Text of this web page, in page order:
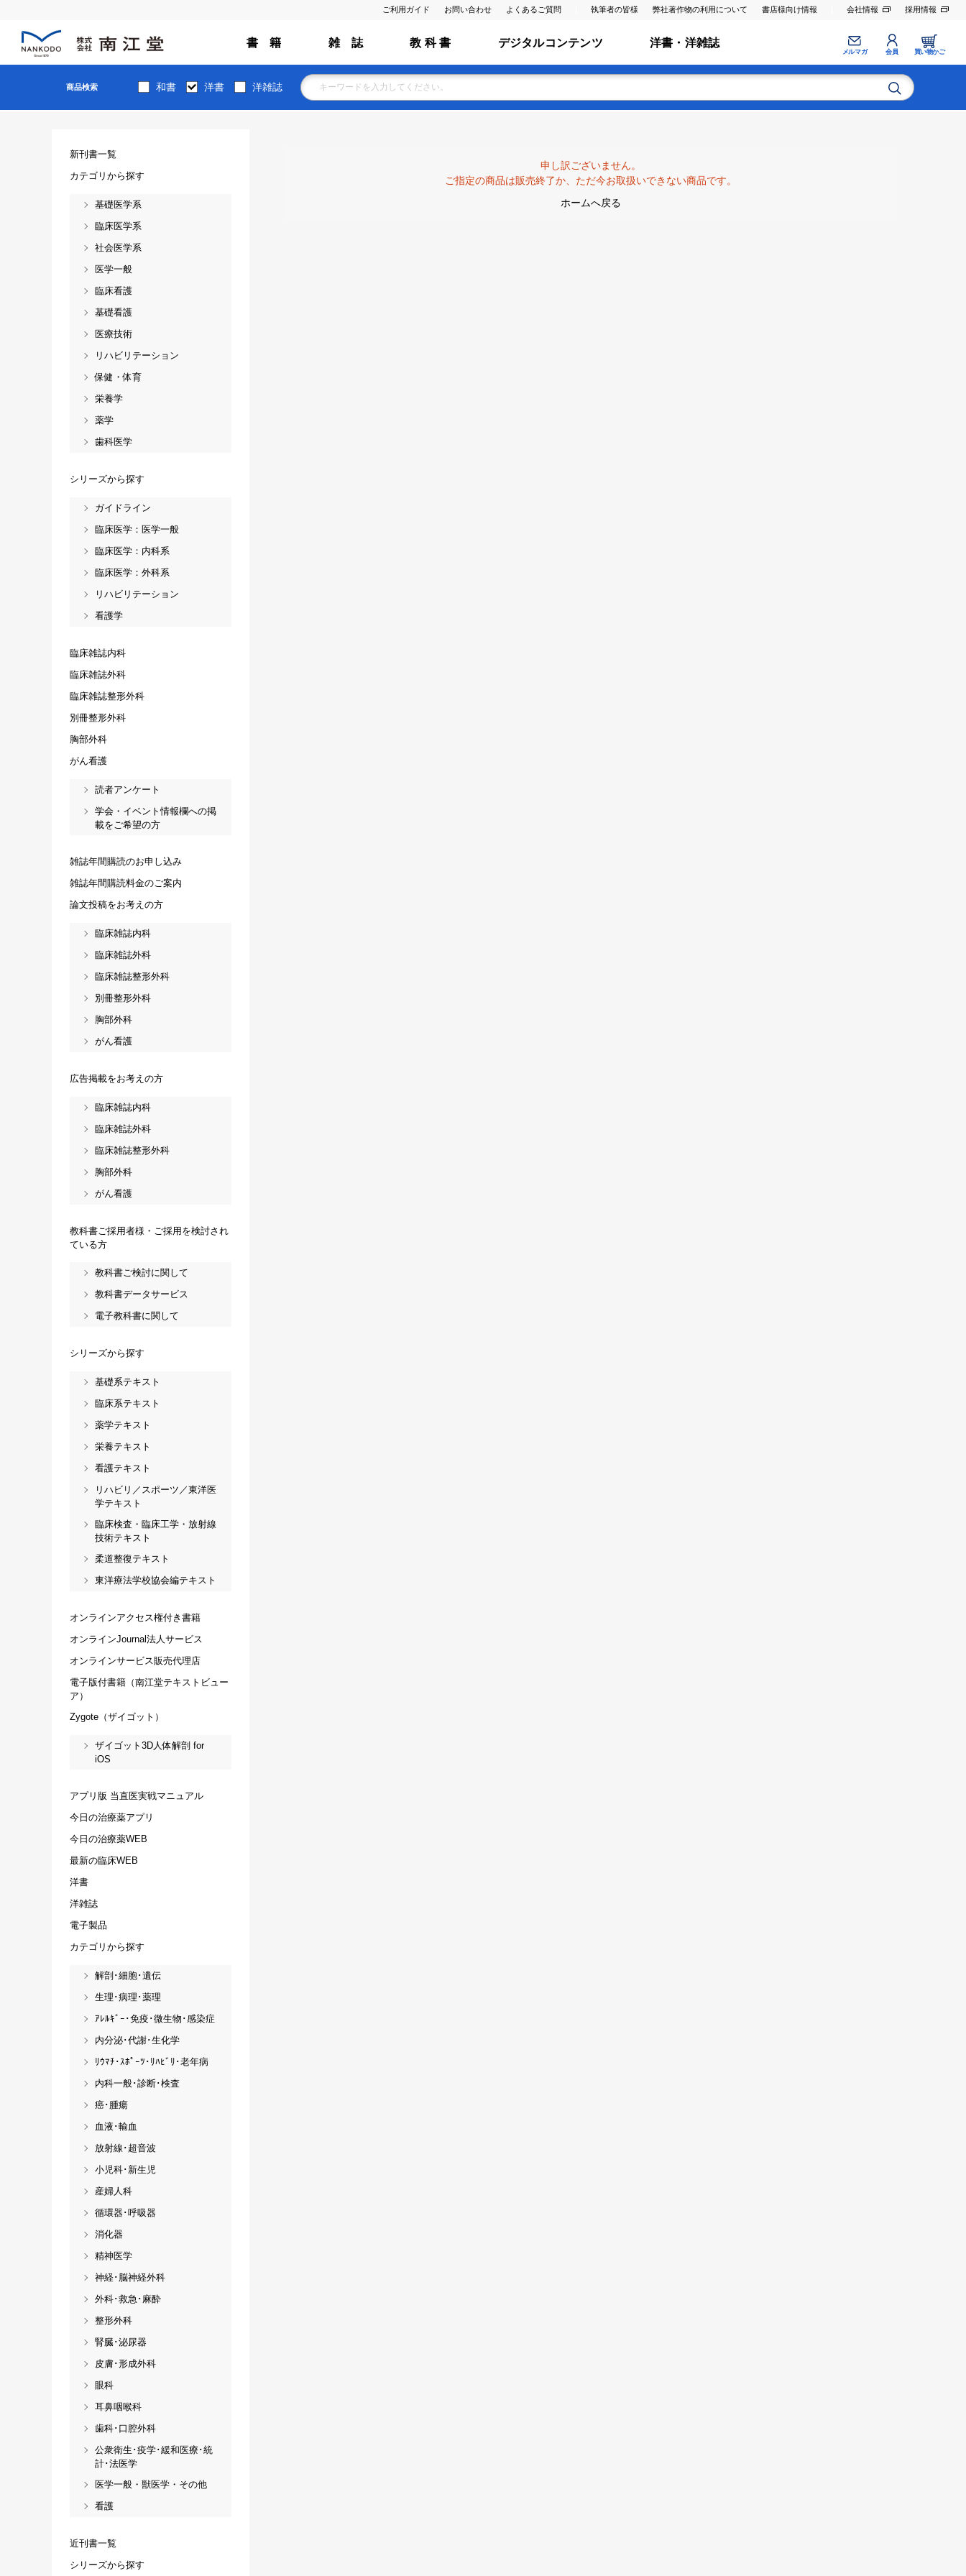
ご利用ガイド お問い合わせ よくあるご質問 執筆者の皆様 弊社著作物の利用について 書店様向け情報 会社情報 採用情報
書 籍 雑 誌 教 科 書 デジタルコンテンツ 洋書・洋雑誌
メルマガ 会員 買い物かご
商品検索 和書 洋書 洋雑誌
申し訳ございません。
ご指定の商品は販売終了か、ただ今お取扱いできない商品です。
ホームへ戻る
新刊書一覧
カテゴリから探す
基礎医学系
臨床医学系
社会医学系
医学一般
臨床看護
基礎看護
医療技術
リハビリテーション
保健・体育
栄養学
薬学
歯科医学
シリーズから探す
ガイドライン
臨床医学：医学一般
臨床医学：内科系
臨床医学：外科系
リハビリテーション
看護学
臨床雑誌内科
臨床雑誌外科
臨床雑誌整形外科
別冊整形外科
胸部外科
がん看護
読者アンケート
学会・イベント情報欄への掲
載をご希望の方
雑誌年間購読のお申し込み
雑誌年間購読料金のご案内
論文投稿をお考えの方
臨床雑誌内科
臨床雑誌外科
臨床雑誌整形外科
別冊整形外科
胸部外科
がん看護
広告掲載をお考えの方
臨床雑誌内科
臨床雑誌外科
臨床雑誌整形外科
胸部外科
がん看護
教科書ご採用者様・ご採用を検討され
ている方
教科書ご検討に関して
教科書データサービス
電子教科書に関して
シリーズから探す
基礎系テキスト
臨床系テキスト
薬学テキスト
栄養テキスト
看護テキスト
リハビリ／スポーツ／東洋医
学テキスト
臨床検査・臨床工学・放射線
技術テキスト
柔道整復テキスト
東洋療法学校協会編テキスト
オンラインアクセス権付き書籍
オンラインJournal法人サービス
オンラインサービス販売代理店
電子版付書籍（南江堂テキストビュー
ア）
Zygote（ザイゴット）
ザイゴット3D人体解剖 for
iOS
アプリ版 当直医実戦マニュアル
今日の治療薬アプリ
今日の治療薬WEB
最新の臨床WEB
洋書
洋雑誌
電子製品
カテゴリから探す
解剖･細胞･遺伝
生理･病理･薬理
ｱﾚﾙｷﾞｰ･免疫･微生物･感染症
内分泌･代謝･生化学
ﾘｳﾏﾁ･ｽﾎﾟｰﾂ･ﾘﾊﾋﾞﾘ･老年病
内科一般･診断･検査
癌･腫瘍
血液･輸血
放射線･超音波
小児科･新生児
産婦人科
循環器･呼吸器
消化器
精神医学
神経･脳神経外科
外科･救急･麻酔
整形外科
腎臓･泌尿器
皮膚･形成外科
眼科
耳鼻咽喉科
歯科･口腔外科
公衆衛生･疫学･緩和医療･統
計･法医学
医学一般・獣医学・その他
看護
近刊書一覧
シリーズから探す